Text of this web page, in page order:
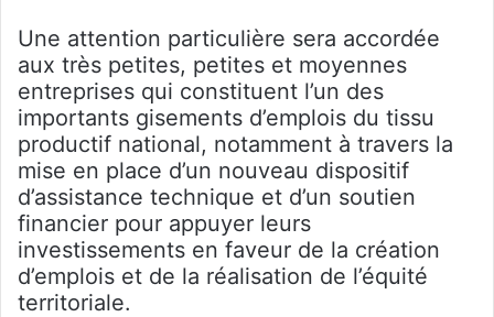
Une attention particulière sera accordée
aux très petites, petites et moyennes
entreprises qui constituent l’un des
importants gisements d’emplois du tissu
productif national, notamment à travers la
mise en place d’un nouveau dispositif
d’assistance technique et d’un soutien
financier pour appuyer leurs
investissements en faveur de la création
d’emplois et de la réalisation de l’équité
territoriale.